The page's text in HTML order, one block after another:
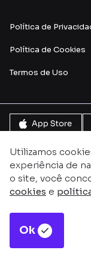
Utilizamos
experiência de
o site, você
cookies e
Ok
Política de
Política de Cookies
Termos de Uso
Este site é
Privacidadee